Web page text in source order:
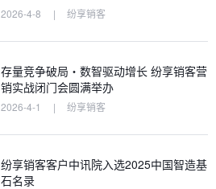
2026-4-8 | 纷享销客
存量竞争破局・数智驱动增长 纷享销客营
销实战闭门会圆满举办
2026-4-1 | 纷享销客
纷享销客客户中讯院入选2025中国智造基
石名录